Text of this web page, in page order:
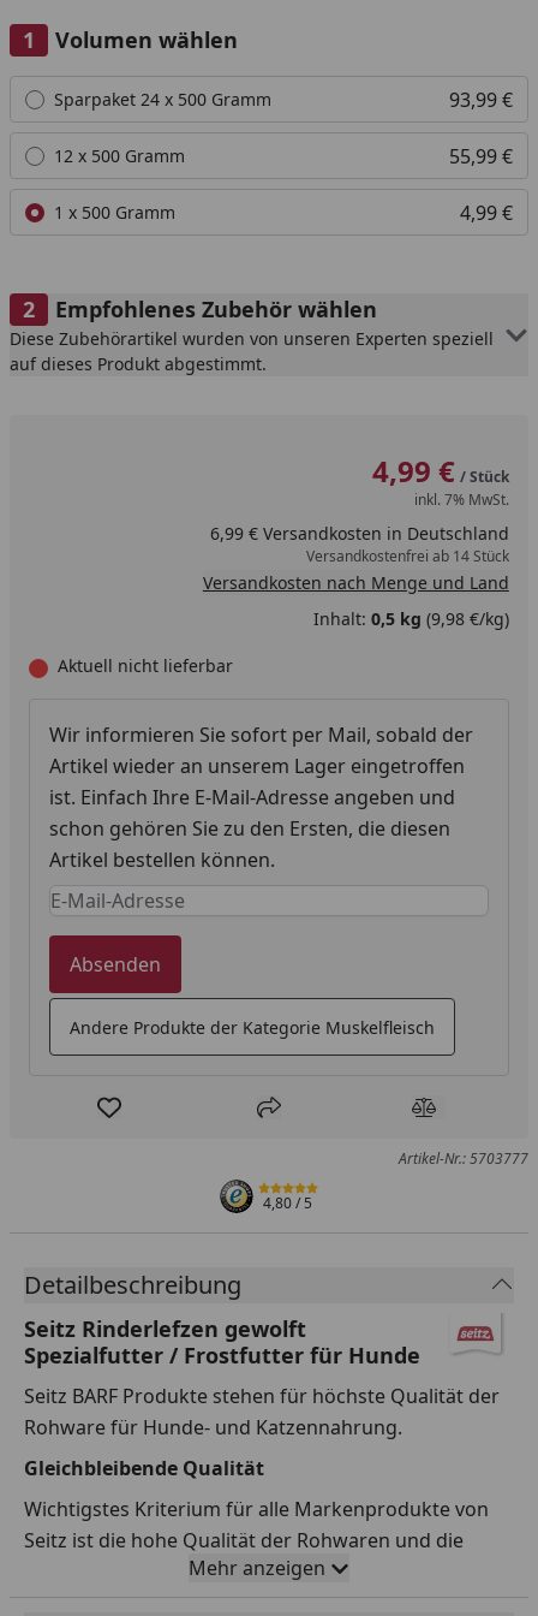
Eine Anlieferung an eine Packstation ist nicht möglich.
Widerrufs- und Rückgaberecht ist für dieses Produkt
nicht gültig.
Volumen wählen
Alle anzeigen (3)
Sparpaket 24 x 500 Gramm 93,99 €
12 x 500 Gramm 55,99 €
1 x 500 Gramm 4,99 €
Empfohlenes Zubehör wählen
Diese Zubehörartikel wurden von unseren Experten speziell
auf dieses Produkt abgestimmt.
4,99 € / Stück
inkl. 7% MwSt.
6,99 € Versandkosten in Deutschland
Versandkostenfrei ab 14 Stück
Versandkosten nach Menge und Land
Inhalt: 0,5 kg (9,98 €/kg)
Aktuell nicht lieferbar
Wir informieren Sie sofort per Mail, sobald der
Artikel wieder an unserem Lager eingetroffen
ist. Einfach Ihre E-Mail-Adresse angeben und
schon gehören Sie zu den Ersten, die diesen
Artikel bestellen können.
Keine Eingabe erforderlich
Eingabe erforderlich
Absenden
Andere Produkte der Kategorie Muskelfleisch
Produkt zur Wunschliste hinzufügen
Teilen Produkt
Artikel-Nr.: 5703777
4,80/ 5
Detailbeschreibung
Seitz Rinderlefzen gewolft
Spezialfutter / Frostfutter für Hunde
Seitz BARF Produkte stehen für höchste Qualität der
Rohware für Hunde- und Katzennahrung.
Gleichbleibende Qualität
Wichtigstes Kriterium für alle Markenprodukte von
Seitz ist die hohe Qualität der Rohwaren und die
Liebe zum Detail. Hier ist Seitz kompromisslos streng.
Nur so lassen sich täglich einzigartige
Mehr anzeigen